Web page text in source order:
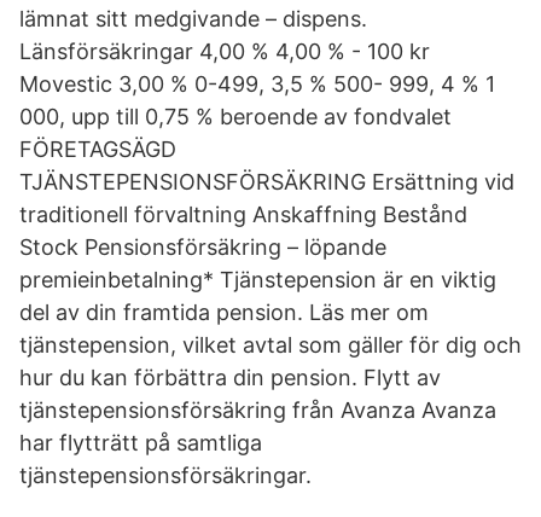
lämnat sitt medgivande – dispens.
Länsförsäkringar 4,00 % 4,00 % - 100 kr
Movestic 3,00 % 0-499, 3,5 % 500- 999, 4 % 1
000, upp till 0,75 % beroende av fondvalet
FÖRETAGSÄGD
TJÄNSTEPENSIONSFÖRSÄKRING Ersättning vid
traditionell förvaltning Anskaffning Bestånd
Stock Pensionsförsäkring – löpande
premieinbetalning* Tjänstepension är en viktig
del av din framtida pension. Läs mer om
tjänstepension, vilket avtal som gäller för dig och
hur du kan förbättra din pension. Flytt av
tjänstepensionsförsäkring från Avanza Avanza
har flytträtt på samtliga
tjänstepensionsförsäkringar.